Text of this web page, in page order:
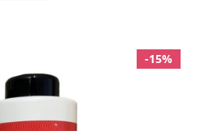
-15%